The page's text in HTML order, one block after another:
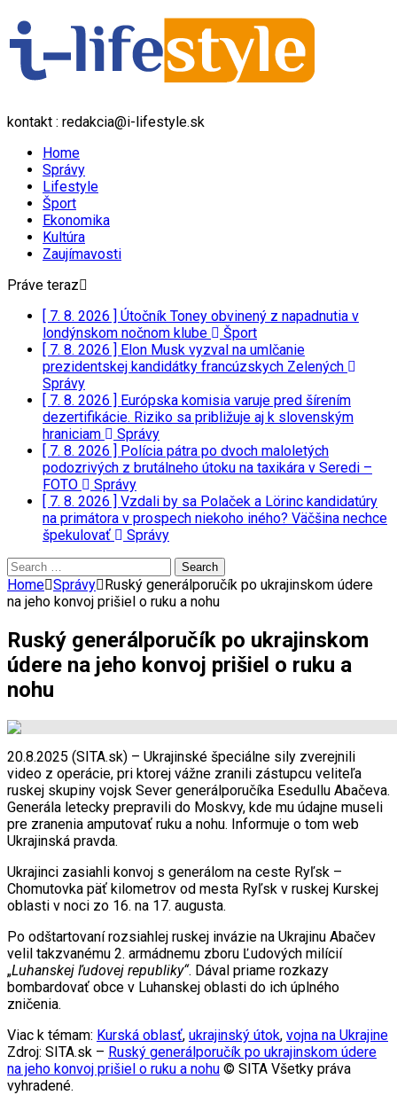
kontakt : redakcia@i-lifestyle.sk
Home
Správy
Lifestyle
Šport
Ekonomika
Kultúra
Zaujímavosti
Práve teraz
[ 7. 8. 2026 ] Útočník Toney obvinený z napadnutia v
londýnskom nočnom klube
Šport
[ 7. 8. 2026 ] Elon Musk vyzval na umlčanie
prezidentskej kandidátky francúzskych Zelených
Správy
[ 7. 8. 2026 ] Európska komisia varuje pred šírením
dezertifikácie. Riziko sa približuje aj k slovenským
hraniciam
Správy
[ 7. 8. 2026 ] Polícia pátra po dvoch maloletých
podozrivých z brutálneho útoku na taxikára v Seredi –
FOTO
Správy
[ 7. 8. 2026 ] Vzdali by sa Polaček a Lörinc kandidatúry
na primátora v prospech niekoho iného? Väčšina nechce
špekulovať
Správy
Search
for:
Home Správy Ruský generálporučík po ukrajinskom údere
na jeho konvoj prišiel o ruku a nohu
Ruský generálporučík po ukrajinskom
údere na jeho konvoj prišiel o ruku a
nohu
20.8.2025 (SITA.sk) – Ukrajinské špeciálne sily zverejnili
video z operácie, pri ktorej vážne zranili zástupcu veliteľa
ruskej skupiny vojsk Sever generálporučíka Esedullu Abačeva.
Generála letecky prepravili do Moskvy, kde mu údajne museli
pre zranenia amputovať ruku a nohu. Informuje o tom web
Ukrajinská pravda.
Ukrajinci zasiahli konvoj s generálom na ceste Ryľsk –
Chomutovka päť kilometrov od mesta Ryľsk v ruskej Kurskej
oblasti v noci zo 16. na 17. augusta.
Po odštartovaní rozsiahlej ruskej invázie na Ukrajinu Abačev
velil takzvanému 2. armádnemu zboru Ľudových milícií
„Luhanskej ľudovej republiky“. Dával priame rozkazy
bombardovať obce v Luhanskej oblasti do ich úplného
zničenia.
Viac k témam: Kurská oblasť, ukrajinský útok, vojna na Ukrajine
Zdroj: SITA.sk – Ruský generálporučík po ukrajinskom údere
na jeho konvoj prišiel o ruku a nohu © SITA Všetky práva
vyhradené.